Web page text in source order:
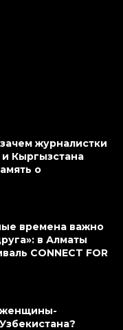
журналистки
и Кыргызстана
о
времена важно
в Алматы
CONNECT FOR
женщины-